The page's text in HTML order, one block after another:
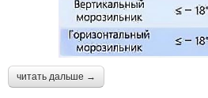
читать дальше →